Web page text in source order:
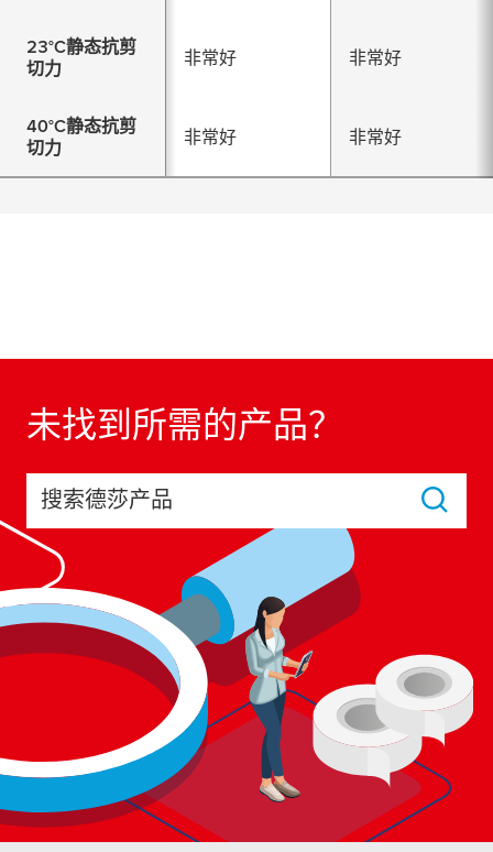
23°C静态抗剪
切力
非常好 非常好
40°C静态抗剪
切力
非常好 非常好
未找到所需的产品？
搜索德莎产品